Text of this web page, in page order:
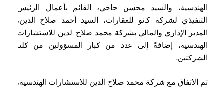
الهندسية، والسيد محسن حاجي، القائم بأعمال الرئيس
التنفيذي لشركة كانو للعقارات، السيد أحمد صلاح الدين،
المدير الإداري والمالي بشركة محمد صلاح الدين للاستشارات
الهندسية، إضافةً إلى عدد من كبار المسؤولين من كلتا
الشركتين.
تم الاتفاق مع شركة محمد صلاح الدين للاستشارات الهندسية،